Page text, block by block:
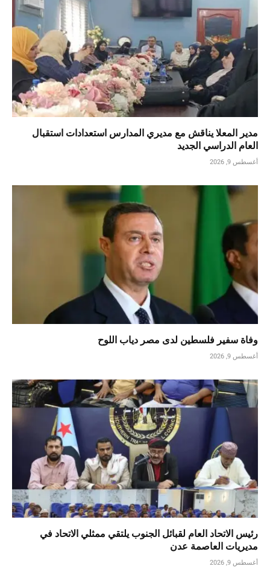
مدير المعلا يناقش مع مديري المدارس استعدادات استقبال
العام الدراسي الجديد
أغسطس 9, 2026
وفاة سفير فلسطين لدى مصر دياب اللوح
أغسطس 9, 2026
رئيس الاتحاد العام لقبائل الجنوب يلتقي ممثلي الاتحاد في
مديريات العاصمة عدن
أغسطس 9, 2026